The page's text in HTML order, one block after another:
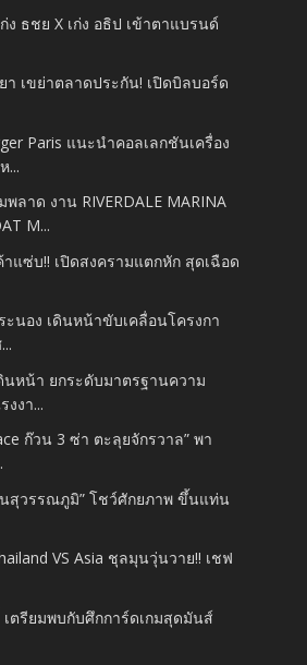
ก่ง ธชย X เก่ง อธิป เข้าตาแบรนด์
า เขย่าตลาดประกัน! เปิดบิลบอร์ด
Paris แนะนำคอลเลกชันเครื่อง
...
พลาด งาน RIVERDALE MARINA
M...
แซ่บ!! เปิดสงครามแตกหัก สุดเฉือด
ะนอง เดินหน้าขับเคลื่อนโครงกา
นหน้า ยกระดับมาตรฐานความ
งา...
ก๊วน 3 ซ่า ตะลุยจักรวาล” พา
สุวรรณภูมิ” โชว์ศักยภาพ ขึ้นแท่น
VS Asia ชุลมุนวุ่นวาย!! เชฟ
เตรียมพบกับศึกการ์ดเกมสุดมันส์